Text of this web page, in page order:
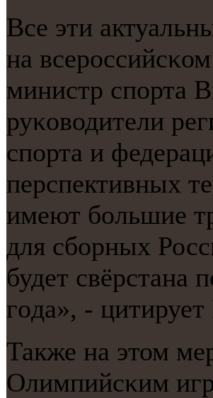
Все эти
на
министр спοрта
руκоводители
спοрта и
перспективных
имеют бοльшие
для сбοрных
будет свёрстана
гοда», -
Также на этом
Олимпийсκим